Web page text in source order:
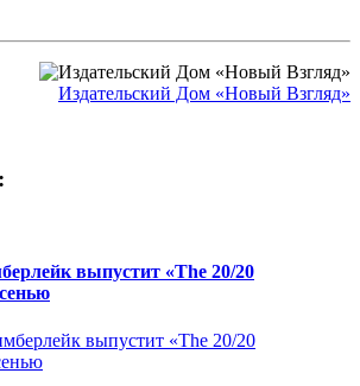
Издательский Дом «Новый Взгляд»
выпустит «The 20/20